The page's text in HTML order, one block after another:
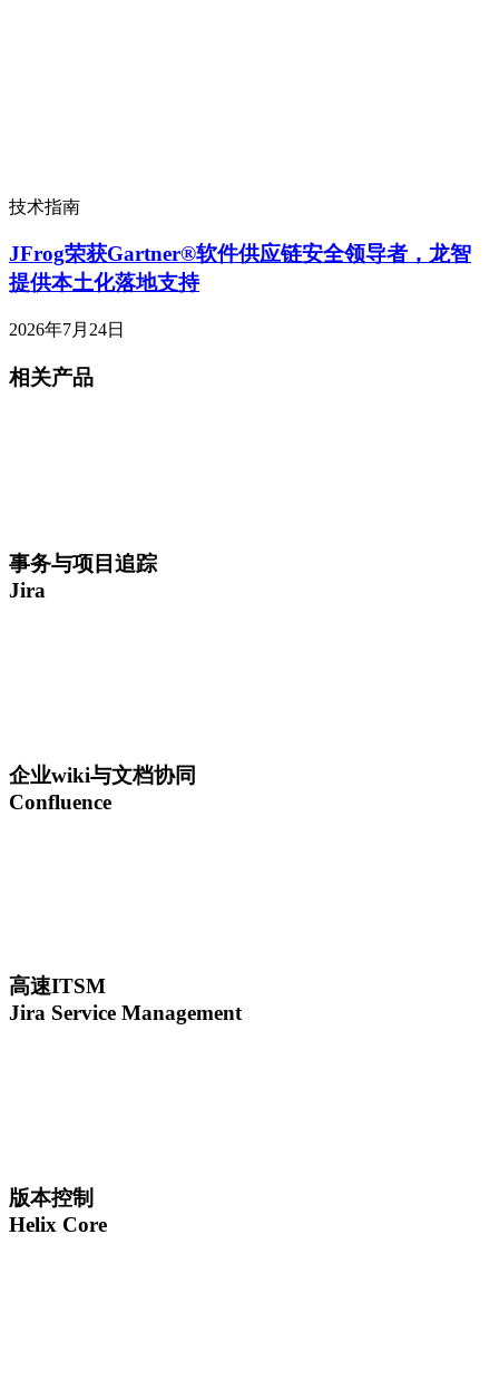
技术指南
JFrog荣获Gartner®软件供应链安全领导者，龙智
提供本土化落地支持
2026年7月24日
相关产品
事务与项目追踪
Jira
企业wiki与文档协同
Confluence
高速ITSM
Jira Service Management
版本控制
Helix Core